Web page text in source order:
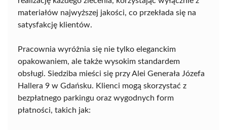
materiałów najwyższej jakości, co przekłada się na
satysfakcję klientów.
Pracownia wyróżnia się nie tylko eleganckim
opakowaniem, ale także wysokim standardem
obsługi. Siedziba mieści się przy Alei Generała Józefa
Hallera 9 w Gdańsku. Klienci mogą skorzystać z
bezpłatnego parkingu oraz wygodnych form
płatności, takich jak: